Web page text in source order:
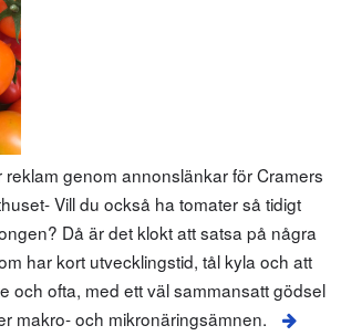
genom annonslänkar för Cramers
Vill du också ha tomater så tidigt
Då är det klokt att satsa på några
har kort utvecklingstid, tål kyla och att
och ofta, med ett väl sammansatt gödsel
makro- och mikronäringsämnen.